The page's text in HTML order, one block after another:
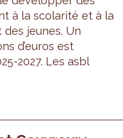
à la scolarité et à la
jeunes. Un
d’euros est
2027. Les asbl